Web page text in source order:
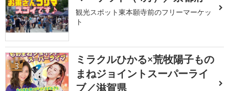
観光スポット東本願寺前のフリーマーケッ
ト
3
ミラクルひかる×荒牧陽子もの
まねジョイントスーパーライ
ブ／滋賀県